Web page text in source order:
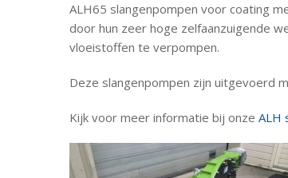
ALH65 slangenpompen voor coating
door hun zeer hoge zelfaanzuigende
vloeistoffen te verpompen.
Deze slangenpompen zijn uitgevoerd
Kijk voor meer informatie bij onze ALH